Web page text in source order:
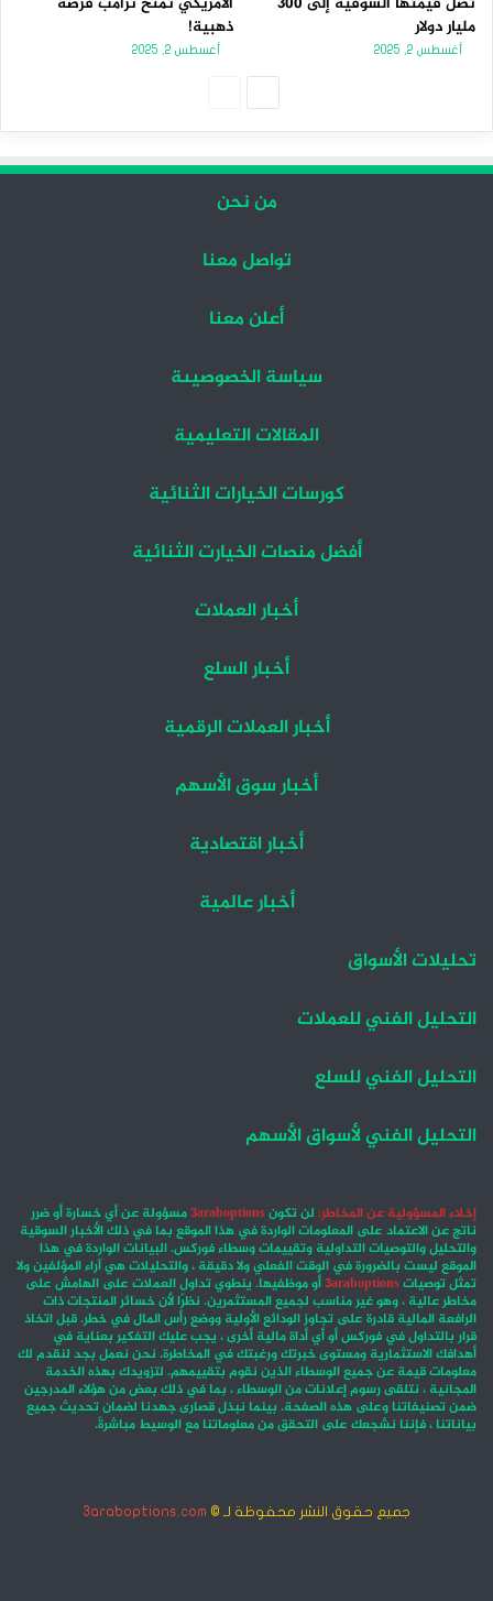
مليار دولار
أغسطس 2, 2025
ذهبية!
أغسطس 2, 2025
من نحن
تواصل معنا
أعلن معنا
سياسة الخصوصيىة
المقالات التعليمية
كورسات الخيارات الثنائية
أفضل منصات الخيارت الثنائية
أخبار العملات
أخبار السلع
أخبار العملات الرقمية
أخبار سوق الأسهم
أخبار اقتصادية
أخبار عالمية
تحليلات الأسواق
التحليل الفني للعملات
التحليل الفني للسلع
التحليل الفني لأسواق الأسهم
إخلاء المسؤولية عن المخاطر: لن تكون3araboptionsمسؤولة عن أي خسارة أو ضرر
ناتج عن الاعتماد على المعلومات الواردة في هذا الموقع بما في ذلك الأخبار السوقية
والتحليل والتوصيات التداولية وتقييمات وسطاء فوركس. البيانات الواردة في هذا
الموقع ليست بالضرورة في الوقت الفعلي ولا دقيقة ، والتحليلات هي آراء المؤلفين ولا
تمثل توصيات3araboptionsأو موظفيها. ينطوي تداول العملات على الهامش على
مخاطر عالية ، وهو غير مناسب لجميع المستثمرين. نظرًا لأن خسائر المنتجات ذات
الرافعة المالية قادرة على تجاوز الودائع الأولية ووضع رأس المال في خطر. قبل اتخاذ
قرار بالتداول في فوركس أو أي أداة مالية أخرى ، يجب عليك التفكير بعناية في
أهدافك الاستثمارية ومستوى خبرتك ورغبتك في المخاطرة. نحن نعمل بجد لنقدم لك
معلومات قيمة عن جميع الوسطاء الذين نقوم بتقييمهم. لتزويدك بهذه الخدمة
المجانية ، نتلقى رسوم إعلانات من الوسطاء ، بما في ذلك بعض من هؤلاء المدرجين
ضمن تصنيفاتنا وعلى هذه الصفحة. بينما نبذل قصارى جهدنا لضمان تحديث جميع
بياناتنا ، فإننا نشجعك على التحقق من معلوماتنا مع الوسيط مباشرةً.
جميع حقوق النشر محفوظة لـ © 3araboptions.com